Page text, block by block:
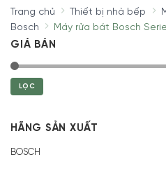
Trang chủ Thiết bị nhà bếp
Bosch
Máy rửa bát Bosch
GIÁ BÁN
LỌC
HÃNG SẢN XUẤT
BOSCH